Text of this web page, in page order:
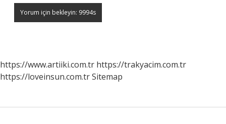
https://www.artiiki.com.tr https://trakyacim.com.tr
https://loveinsun.com.trSitemap